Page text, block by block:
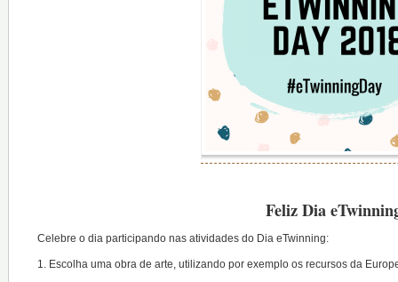
Feliz Dia
Celebre o dia participando nas atividades do Dia eTwinning:
1. Escolha uma obra de arte, utilizando por exemplo os recursos da